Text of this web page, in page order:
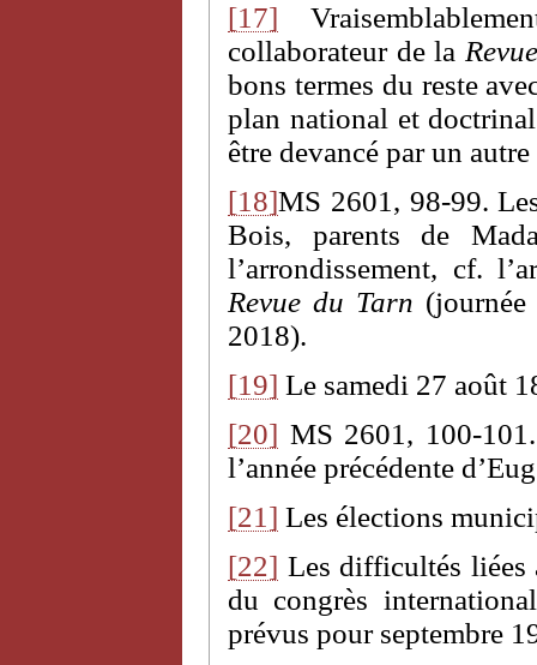
[17]
collaborateur de la
bons termes du reste
plan national et
être devancé par un
[18]MS 2601, 98-99.
Bois, parents de
l’arrondissement, cf.
Revue du Tarn
2018).
[19] Le samedi 27 août
[20] MS 2601, 100-
l’année précédente
[21] Les élections
[22] Les difficultés liées
du congrès
prévus pour septembre